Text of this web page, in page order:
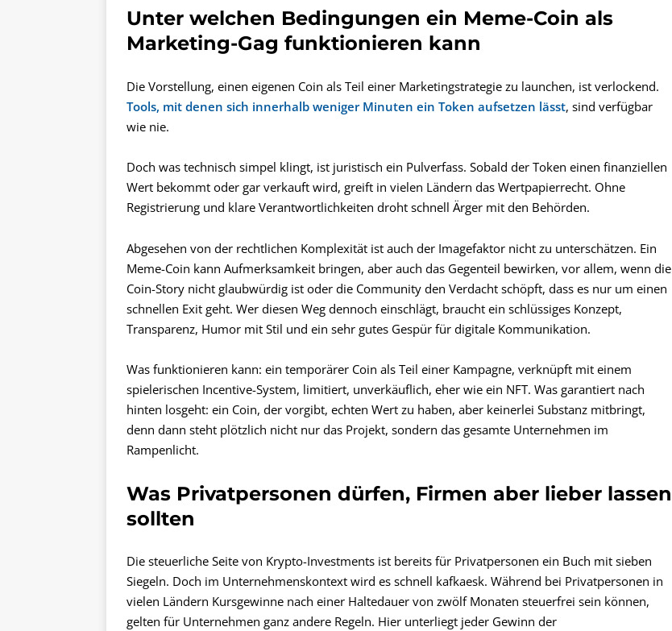
Unter welchen Bedingungen ein Meme-Coin als
Marketing-Gag funktionieren kann
Die Vorstellung, einen eigenen Coin als Teil einer Marketingstrategie zu launchen, ist verlockend.
Tools, mit denen sich innerhalb weniger Minuten ein Token aufsetzen lässt, sind verfügbar
wie nie.
Doch was technisch simpel klingt, ist juristisch ein Pulverfass. Sobald der Token einen finanziellen
Wert bekommt oder gar verkauft wird, greift in vielen Ländern das Wertpapierrecht. Ohne
Registrierung und klare Verantwortlichkeiten droht schnell Ärger mit den Behörden.
Abgesehen von der rechtlichen Komplexität ist auch der Imagefaktor nicht zu unterschätzen. Ein
Meme-Coin kann Aufmerksamkeit bringen, aber auch das Gegenteil bewirken, vor allem, wenn die
Coin-Story nicht glaubwürdig ist oder die Community den Verdacht schöpft, dass es nur um einen
schnellen Exit geht. Wer diesen Weg dennoch einschlägt, braucht ein schlüssiges Konzept,
Transparenz, Humor mit Stil und ein sehr gutes Gespür für digitale Kommunikation.
Was funktionieren kann: ein temporärer Coin als Teil einer Kampagne, verknüpft mit einem
spielerischen Incentive-System, limitiert, unverkäuflich, eher wie ein NFT. Was garantiert nach
hinten losgeht: ein Coin, der vorgibt, echten Wert zu haben, aber keinerlei Substanz mitbringt,
denn dann steht plötzlich nicht nur das Projekt, sondern das gesamte Unternehmen im
Rampenlicht.
Was Privatpersonen dürfen, Firmen aber lieber lassen
sollten
Die steuerliche Seite von Krypto-Investments ist bereits für Privatpersonen ein Buch mit sieben
Siegeln. Doch im Unternehmenskontext wird es schnell kafkaesk. Während bei Privatpersonen in
vielen Ländern Kursgewinne nach einer Haltedauer von zwölf Monaten steuerfrei sein können,
gelten für Unternehmen ganz andere Regeln. Hier unterliegt jeder Gewinn der